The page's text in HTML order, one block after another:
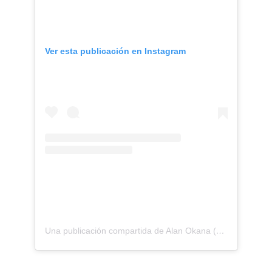
Ver esta publicación en Instagram
Una publicación compartida de Alan Okana (@aokana72)